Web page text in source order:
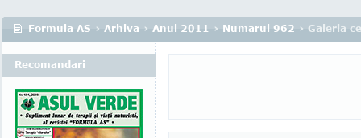
Formula AS › Arhiva › Anul 2011 › Numarul 962 › Galeria
Recomandari